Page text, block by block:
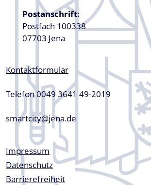
Postanschrift:
Postfach 100338
07703 Jena
Kontaktformular
Telefon 0049 3641 49-2019
smartcity@jena.de
Fußzeile
Impressum
Datenschutz
Barrierefreiheit